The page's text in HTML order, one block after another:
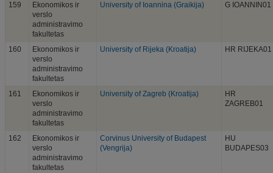
159
Ekonomikos ir
verslo
administravimo
fakultetas
University of Ioannina (Graikija) G IOANNIN01
160
Ekonomikos ir
verslo
administravimo
fakultetas
University of Rijeka (Kroatija) HR RIJEKA01
161
Ekonomikos ir
verslo
administravimo
fakultetas
University of Zagreb (Kroatija)
HR
ZAGREB01
162
Ekonomikos ir
verslo
administravimo
fakultetas
Corvinus University of Budapest
(Vengrija)
HU
BUDAPES03